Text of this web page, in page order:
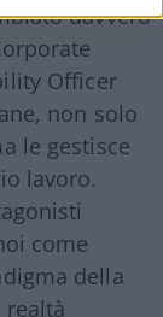
davvero
Officer
non solo
le gestisce
lavoro.
come
della